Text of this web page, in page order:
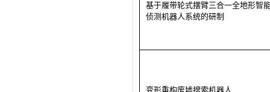
基于履带轮式摆臂三合一全地形智
侦测机器人系统的研制
变形重构废墟搜索机器人